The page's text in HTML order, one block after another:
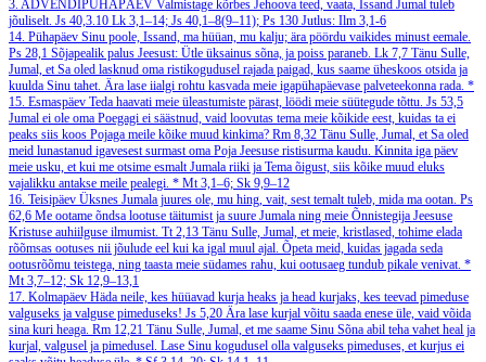
3. ADVENDIPÜHAPÄEV Valmistage kõrbes Jehoova teed, vaata, Issand Jumal tuleb
jõuliselt. Js 40,3.10 Lk 3,1–14; Js 40,1–8(9–11); Ps 130 Jutlus: Ilm 3,1-6
14. Pühapäev Sinu poole, Issand, ma hüüan, mu kalju; ära pöördu vaikides minust eemale.
Ps 28,1 Sõjapealik palus Jeesust: Ütle üksainus sõna, ja poiss paraneb. Lk 7,7 Tänu Sulle,
Jumal, et Sa oled lasknud oma ristikogudusel rajada paigad, kus saame üheskoos otsida ja
kuulda Sinu tahet. Ära lase iialgi rohtu kasvada meie igapühapäevase palveteekonna rada. *
15. Esmaspäev Teda haavati meie üleastumiste pärast, löödi meie süütegude tõttu. Js 53,5
Jumal ei ole oma Poegagi ei säästnud, vaid loovutas tema meie kõikide eest, kuidas ta ei
peaks siis koos Pojaga meile kõike muud kinkima? Rm 8,32 Tänu Sulle, Jumal, et Sa oled
meid lunastanud igavesest surmast oma Poja Jeesuse ristisurma kaudu. Kinnita iga päev
meie usku, et kui me otsime esmalt Jumala riiki ja Tema õigust, siis kõike muud eluks
vajalikku antakse meile pealegi. * Mt 3,1–6; Sk 9,9–12
16. Teisipäev Üksnes Jumala juures ole, mu hing, vait, sest temalt tuleb, mida ma ootan. Ps
62,6 Me ootame õndsa lootuse täitumist ja suure Jumala ning meie Õnnistegija Jeesuse
Kristuse auhiilguse ilmumist. Tt 2,13 Tänu Sulle, Jumal, et meie, kristlased, tohime elada
rõõmsas ootuses nii jõulude eel kui ka igal muul ajal. Õpeta meid, kuidas jagada seda
ootusrõõmu teistega, ning taasta meie südames rahu, kui ootusaeg tundub pikale venivat. *
Mt 3,7–12; Sk 12,9–13,1
17. Kolmapäev Häda neile, kes hüüavad kurja heaks ja head kurjaks, kes teevad pimeduse
valguseks ja valguse pimeduseks! Js 5,20 Ära lase kurjal võitu saada enese üle, vaid võida
sina kuri heaga. Rm 12,21 Tänu Sulle, Jumal, et me saame Sinu Sõna abil teha vahet heal ja
kurjal, valgusel ja pimedusel. Lase Sinu kogudusel olla valguseks pimeduses, et kurjus ei